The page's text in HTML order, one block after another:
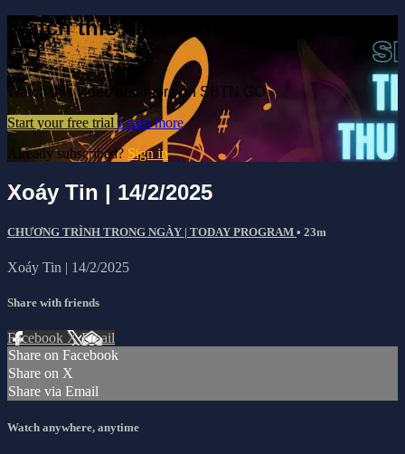
Watch this video and more on SBTN
GO
Watch this video and more on SBTN GO
Start your free trial Learn more
Already subscribed? Sign in
Xoáy Tin | 14/2/2025
CHƯƠNG TRÌNH TRONG NGÀY | TODAY PROGRAM • 23m
Xoáy Tin | 14/2/2025
Share with friends
Facebook XEmail
Share on Facebook
Share on X
Share via Email
Watch anywhere, anytime